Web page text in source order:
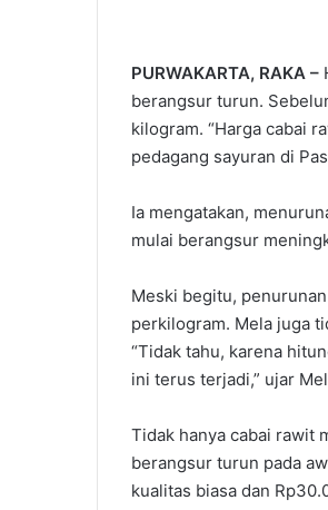
PURWAKARTA, RAKA –
berangsur turun.
kilogram. “Harga cabai
pedagang sayuran di
Ia mengatakan,
mulai berangsur
Meski begitu,
perkilogram. Mela juga
“Tidak tahu, karena
ini terus terjadi,” ujar
Tidak hanya cabai rawit
berangsur turun pada
kualitas biasa dan